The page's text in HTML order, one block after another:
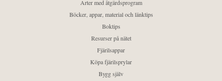
Arter med åtgärdsprogram
Böcker, appar, material och länktips
Boktips
Resurser på nätet
Fjärilsappar
Köpa fjärilsprylar
Bygg själv